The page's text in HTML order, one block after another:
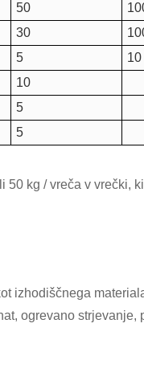
50
30
5
10
10
5
5
50 kg / vreča v vrečki,
izhodiščnega
ogrevano